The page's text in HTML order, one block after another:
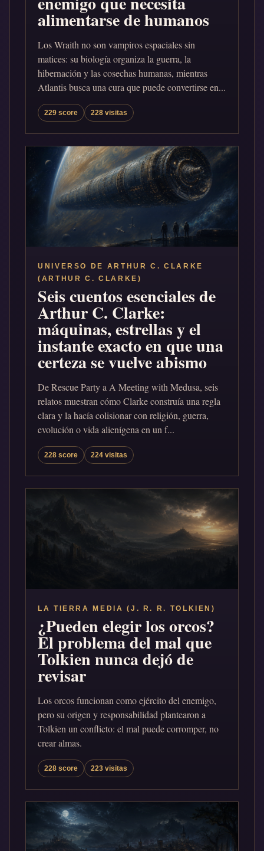
alimentarse de humanos
Los Wraith no son vampiros espaciales sin
matices: su biología organiza la guerra, la
hibernación y las cosechas humanas, mientras
Atlantis busca una cura que puede convertirse en...
229 score 228 visitas
UNIVERSO DE ARTHUR C. CLARKE
(ARTHUR C. CLARKE)
Seis cuentos esenciales de
Arthur C. Clarke:
máquinas, estrellas y el
instante exacto en que una
certeza se vuelve abismo
De Rescue Party a A Meeting with Medusa, seis
relatos muestran cómo Clarke construía una regla
clara y la hacía colisionar con religión, guerra,
evolución o vida alienígena en un f...
228 score 224 visitas
LA TIERRA MEDIA (J. R. R. TOLKIEN)
¿Pueden elegir los orcos?
El problema del mal que
Tolkien nunca dejó de
revisar
Los orcos funcionan como ejército del enemigo,
pero su origen y responsabilidad plantearon a
Tolkien un conflicto: el mal puede corromper, no
crear almas.
228 score 223 visitas